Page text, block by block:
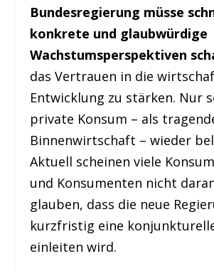
Bundesregierung müsse
konkrete und glaubwürdige
Wachstumsperspektiven
das Vertrauen in die
Entwicklung zu stärken. Nur
private Konsum – als
Binnenwirtschaft – wieder
Aktuell scheinen viele
und Konsumenten nicht
glauben, dass die neue
kurzfristig eine
einleiten wird.